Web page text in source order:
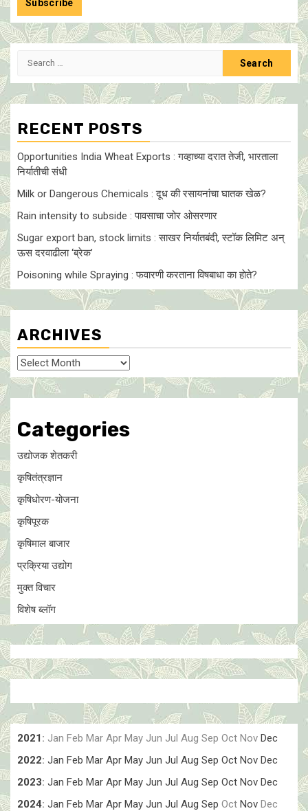
Search
RECENT POSTS
Opportunities India Wheat Exports : गव्हाच्या दरात तेजी, भारताला
निर्यातीची संधी
Milk or Dangerous Chemicals : दूध की रसायनांचा घातक खेळ?
Rain intensity to subside : पावसाचा जोर ओसरणार
Sugar export ban, stock limits : साखर निर्यातबंदी, स्टॉक लिमिट अन्
ऊस दरवाढीला ‘ब्रेक’
Poisoning while Spraying : फवारणी करताना विषबाधा का हाेते?
ARCHIVES
Archives
Categories
उद्योजक शेतकरी
कृषितंत्रज्ञान
कृषिधोरण-योजना
कृषिपूरक
कृषिमाल बाजार
प्रक्रिया उद्योग
मुक्त विचार
विशेष ब्लॉग
2021 : Jan Feb Mar Apr May Jun Jul Aug Sep Oct Nov Dec
2022: Jan Feb Mar Apr May Jun Jul Aug Sep Oct Nov Dec
2023: Jan Feb Mar Apr May Jun Jul Aug Sep Oct Nov Dec
2024: Jan Feb Mar Apr May Jun Jul Aug Sep Oct Nov Dec